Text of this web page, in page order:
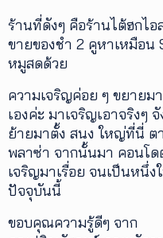
ร้านที่ดังๆ คือร้านไต้ฮกไ
ขายของชำ 2 คูหาเหมือน
หมูสดด้วย
ความเจริญค่อย ๆ ขยายม
เองค่ะ มาเจริญเอาจริงๆ
ย้ายมาตั้ง สนง ใหญ่ที่นี่ ต
พลาซ่า จากนั้นมา คอนโด
เจริญมาเรื่อย จนเป็นหนึ่ง
ปัจจุบันนี้
ขอบคุณความรู้ดีๆ จาก